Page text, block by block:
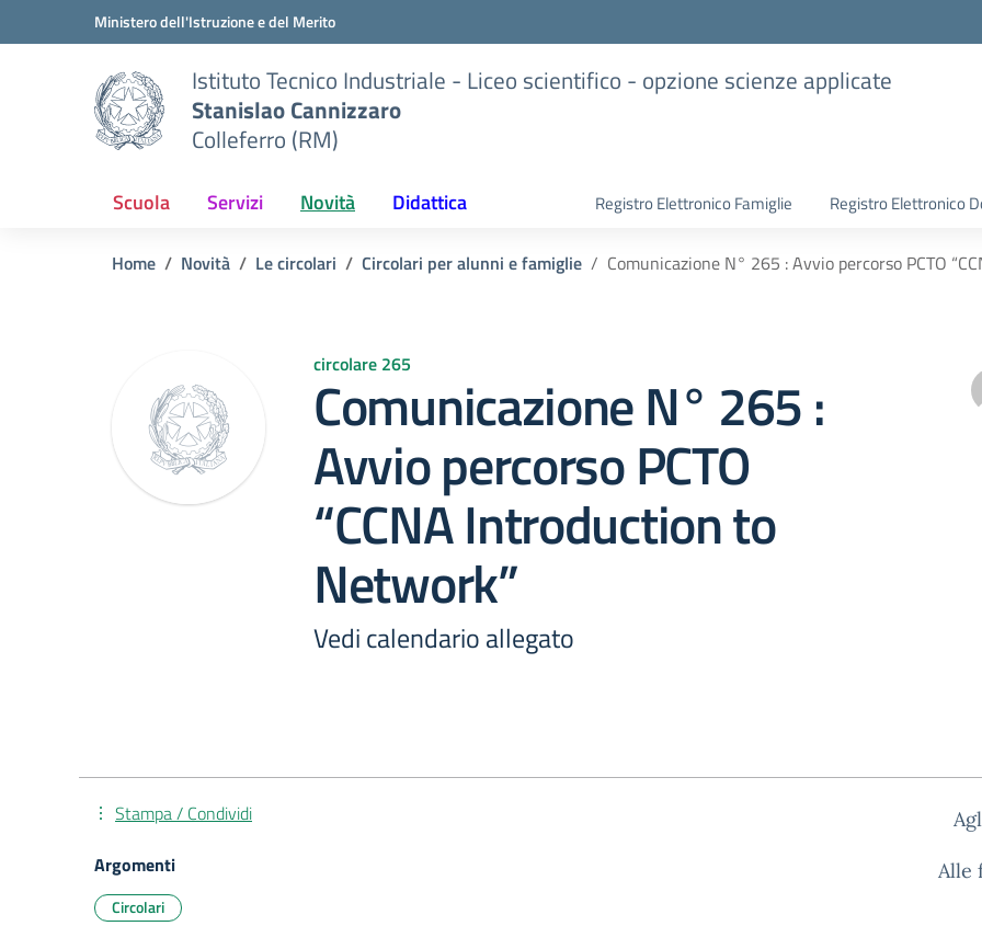
Vai ai contenuti
Vai al menu di navigazioneMinistero dell'Istruzione e del Merito
Istituto Tecnico Industriale - Liceo scientifico - opzione scienze applicate
Stanislao Cannizzaro
Colleferro (RM)
Scuola Servizi Novità Didattica Registro Elettronico Famiglie Registro Elettronico
Home Novità Le circolari Circolari per alunni e famiglie Comunicazione N° 265 : Avvio percorso PCTO
circolare 265
Comunicazione N° 265 :
Avvio percorso PCTO
“CCNA Introduction to
Network”
Vedi calendario allegato
Alle
Stampa / Condividi
Argomenti
Circolari